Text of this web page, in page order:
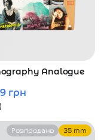
Analogue
грн
Розпродано 35 mm